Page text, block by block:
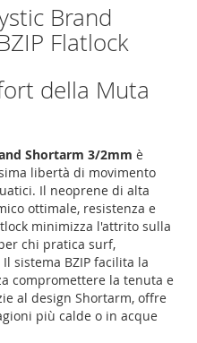
Brand
Flatlock
della Muta
Shortarm 3/2mm è
libertà di movimento
Il neoprene di alta
ottimale, resistenza e
minimizza l'attrito sulla
chi pratica surf,
sistema BZIP facilita la
compromettere la tenuta e
al design Shortarm, offre
più calde o in acque